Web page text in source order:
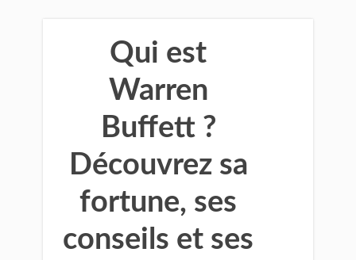
Qui est
Warren
Buffett ?
Découvrez sa
fortune, ses
conseils et ses